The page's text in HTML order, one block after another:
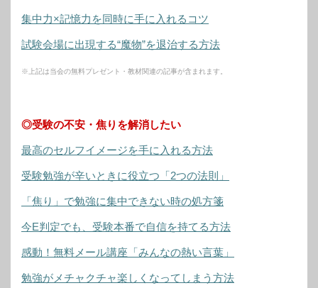
集中力×記憶力を同時に手に入れるコツ
試験会場に出現する“魔物”を退治する方法
※上記は当会の無料プレゼント・教材関連の記事が含まれます。
◎受験の不安・焦りを解消したい
最高のセルフイメージを手に入れる方法
受験勉強が辛いときに役立つ「2つの法則」
「焦り」で勉強に集中できない時の処方箋
今E判定でも、受験本番で自信を持てる方法
感動！無料メール講座「みんなの熱い言葉」
勉強がメチャクチャ楽しくなってしまう方法